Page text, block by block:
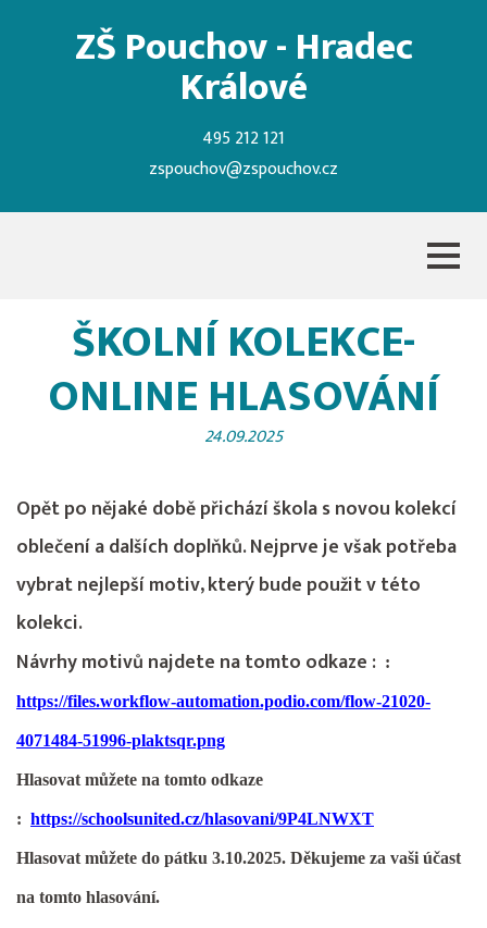
ZŠ Pouchov - Hradec
Králové
495 212 121
zspouchov@zspouchov.cz
ŠKOLNÍ KOLEKCE-
ONLINE HLASOVÁNÍ
24.09.2025
Opět po nějaké době přichází škola s novou kolekcí
oblečení a dalších doplňků. Nejprve je však potřeba
vybrat nejlepší motiv, který bude použit v této
kolekci.
Návrhy motivů najdete na tomto odkaze : :
https://files.workflow-automation.podio.com/flow-21020-
4071484-51996-plaktsqr.png
Hlasovat můžete na tomto odkaze
: https://schoolsunited.cz/hlasovani/9P4LNWXT
Hlasovat můžete do pátku 3.10.2025. Děkujeme za vaši účast
na tomto hlasování.